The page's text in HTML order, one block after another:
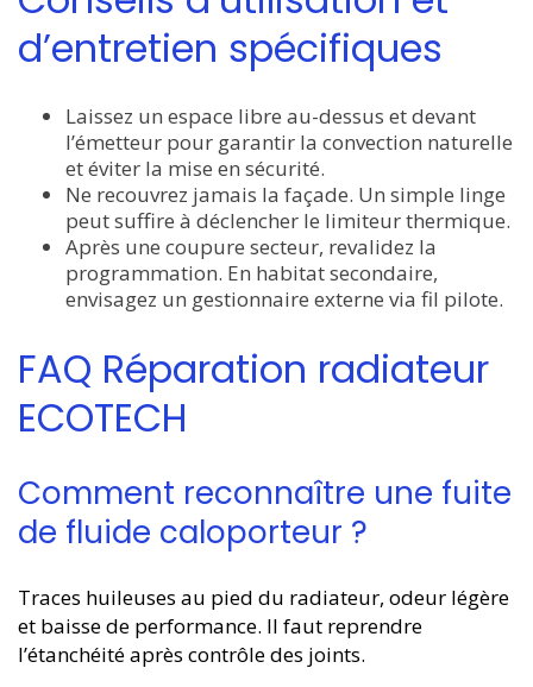
d’entretien spécifiques
Laissez un espace libre au-dessus et devant
l’émetteur pour garantir la convection naturelle
et éviter la mise en sécurité.
Ne recouvrez jamais la façade. Un simple linge
peut suffire à déclencher le limiteur thermique.
Après une coupure secteur, revalidez la
programmation. En habitat secondaire,
envisagez un gestionnaire externe via fil pilote.
FAQ Réparation radiateur
ECOTECH
Comment reconnaître une fuite
de fluide caloporteur ?
Traces huileuses au pied du radiateur, odeur légère
et baisse de performance. Il faut reprendre
l’étanchéité après contrôle des joints.